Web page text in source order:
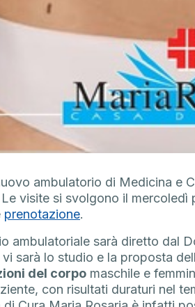
ambulatorio di Medicina e
visite si svolgono il mercoledì
prenotazione.
ambulatoriale sarà diretto dal
sarà lo studio e la proposta
del corpo maschile e
con risultati duraturi nel